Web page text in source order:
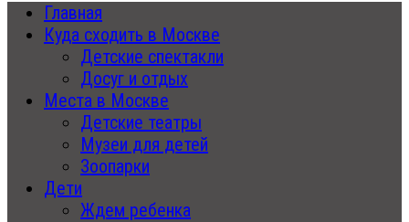
Главная
Куда сходить в Москве
Детские спектакли
Досуг и отдых
Места в Москве
Детские театры
Музеи для детей
Зоопарки
Дети
Ждем ребенка